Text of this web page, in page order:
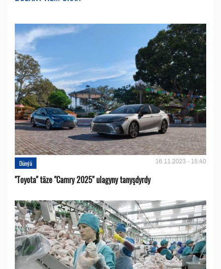
Dünýä 16.11.2023 - 15:40
''Toyota" täze "Camry 2025" ulagyny tanyşdyrdy